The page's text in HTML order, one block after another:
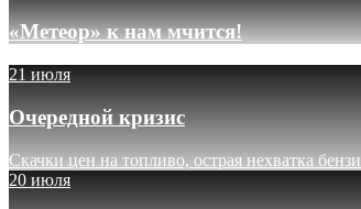
«Метеор» к нам мчится!
21 июля
Очередной кризис
Скачки цен на топливо, острая нехватка
20 июля